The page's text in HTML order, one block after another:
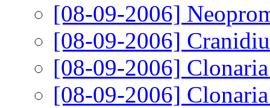
[08-09-2006]
[08-09-2006]
[08-09-2006]
[08-09-2006]